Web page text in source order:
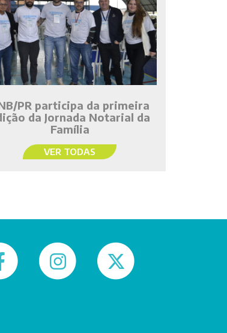
PR participa da primeira
da Jornada Notarial da
Família
VER TODAS